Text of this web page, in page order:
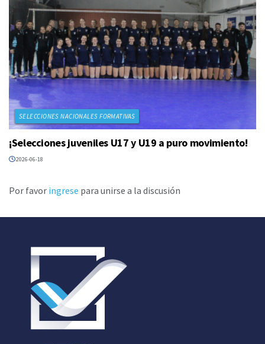
SELECCIONES NACIONALES FORMATIVAS
¡Selecciones juveniles U17 y U19 a puro movimiento!
2026-06-18
Por favor ingrese para unirse a la discusión